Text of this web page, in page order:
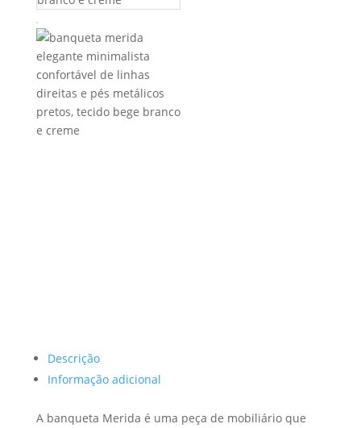
Descrição
Informação adicional
A banqueta Merida é uma peça de mobiliário que